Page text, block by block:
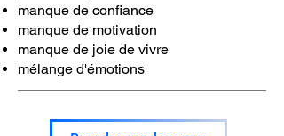
manque de confiance
manque de motivation
manque de joie de vivre
mélange d'émotions